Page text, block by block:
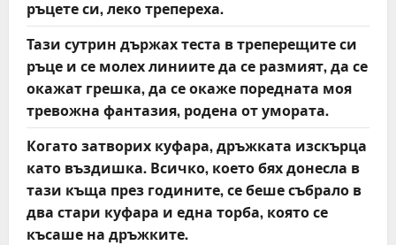
ръцете си, леко трепереха.
Тази сутрин държах теста в треперещите си
ръце и се молех линиите да се размият, да се
окажат грешка, да се окаже поредната моя
тревожна фантазия, родена от умората.
Когато затворих куфара, дръжката изскърца
като въздишка. Всичко, което бях донесла в
тази къща през годините, се беше събрало в
два стари куфара и една торба, която се
късаше на дръжките.